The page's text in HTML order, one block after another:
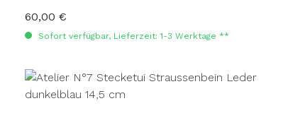
Regulärer Preis:
60,00 €
Sofort verfügbar, Lieferzeit: 1-3 Werktage **